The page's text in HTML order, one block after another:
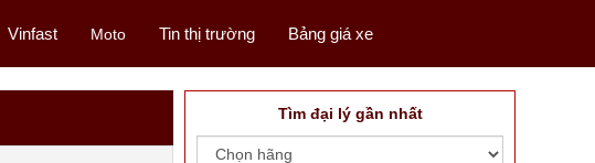
Vinfast Moto Tin thị trường Bảng giá xe
Tìm đại lý gần nhất